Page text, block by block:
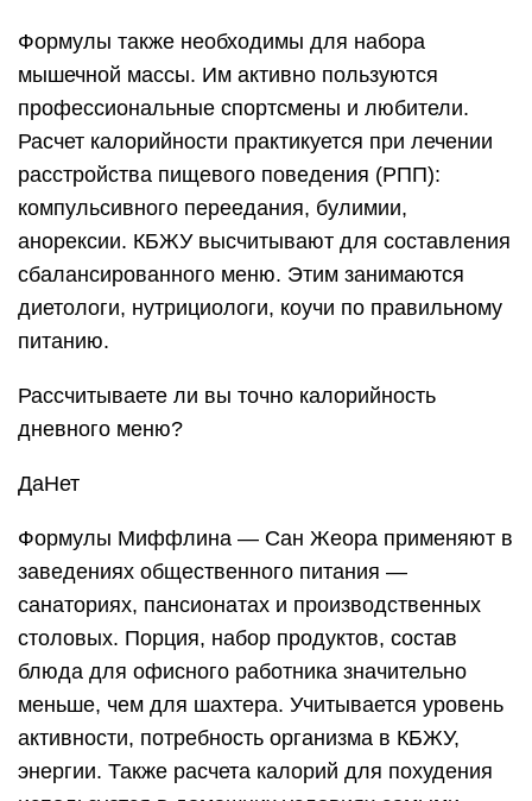
Формулы также необходимы для набора
мышечной массы. Им активно пользуются
профессиональные спортсмены и любители.
Расчет калорийности практикуется при лечении
расстройства пищевого поведения (РПП):
компульсивного переедания, булимии,
анорексии. КБЖУ высчитывают для составления
сбалансированного меню. Этим занимаются
диетологи, нутрициологи, коучи по правильному
питанию.
Рассчитываете ли вы точно калорийность
дневного меню?
ДаНет
Формулы Миффлина — Сан Жеора применяют в
заведениях общественного питания —
санаториях, пансионатах и производственных
столовых. Порция, набор продуктов, состав
блюда для офисного работника значительно
меньше, чем для шахтера. Учитывается уровень
активности, потребность организма в КБЖУ,
энергии. Также расчета калорий для похудения